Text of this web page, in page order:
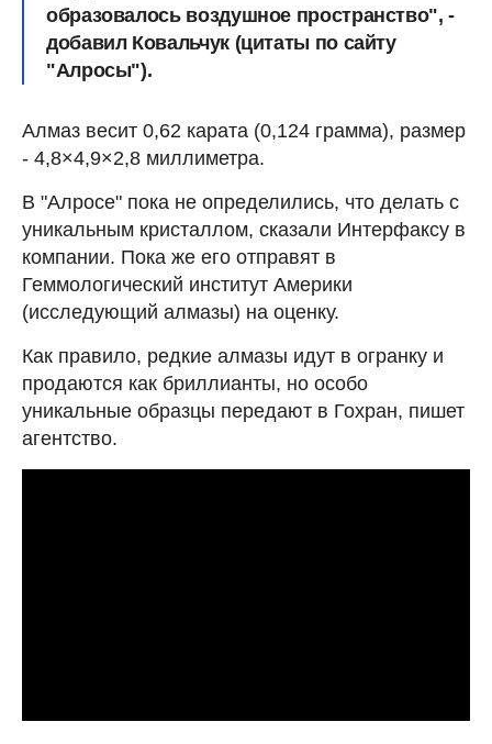
образовалось воздушное пространство", -
добавил Ковальчук (цитаты по сайту
"Алросы").
Алмаз весит 0,62 карата (0,124 грамма), размер
- 4,8×4,9×2,8 миллиметра.
В "Алросе" пока не определились, что делать с
уникальным кристаллом, сказали Интерфаксу в
компании. Пока же его отправят в
Геммологический институт Америки
(исследующий алмазы) на оценку.
Как правило, редкие алмазы идут в огранку и
продаются как бриллианты, но особо
уникальные образцы передают в Гохран, пишет
агентство.